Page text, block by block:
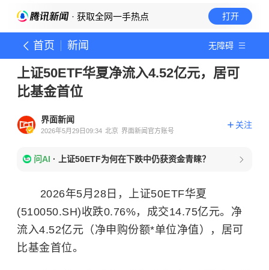
· 获取全网一手热点 打开
首页 新闻 无障碍
上证50ETF华夏净流入4.52亿元，居可
比基金首位
界面新闻
2026年5月29日09:34 北京 界面新闻官方账号
关注
问AI · 上证50ETF为何在下跌中仍获资金青睐？
2026年5月28日，上证50ETF华夏
(510050.SH)收跌0.76%，成交14.75亿元。净
流入4.52亿元（净申购份额*单位净值），居可
比基金首位。